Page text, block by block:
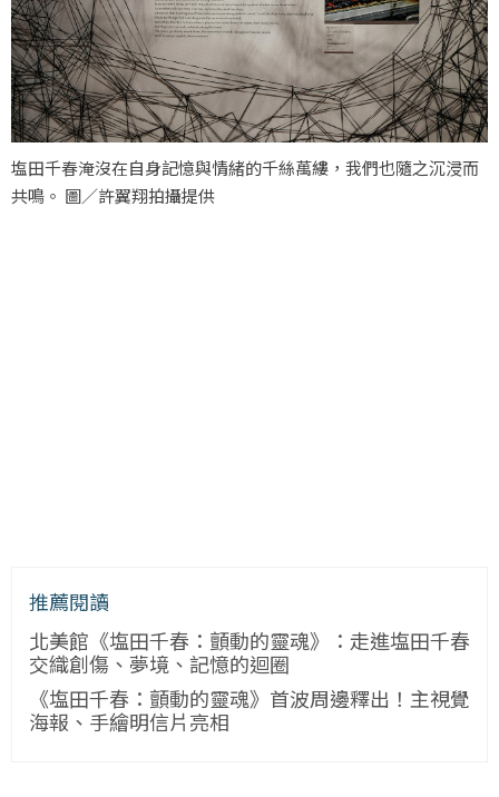
塩田千春淹沒在自身記憶與情緒的千絲萬縷，我們也隨之沉浸而
共鳴。 圖／許翼翔拍攝提供
推薦閱讀
北美館《塩田千春：顫動的靈魂》：走進塩田千春
交織創傷、夢境、記憶的迴圈
《塩田千春：顫動的靈魂》首波周邊釋出！主視覺
海報、手繪明信片亮相